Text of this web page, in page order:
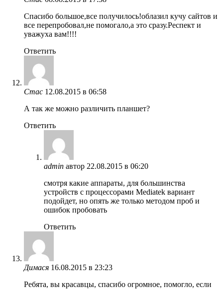
Спасибо большое,все получилось!облазил кучу сайтов и
все перепробовал,не помогало,а это сразу.Респект и
уважуха вам!!!!
Ответить
Стас 12.08.2015 в 06:58
А так же можно различить планшет?
Ответить
admin автор 22.08.2015 в 06:20
смотря какие аппараты, для большинства
устройств с процессорами Mediatek вариант
подойдет, но опять же только методом проб и
ошибок пробовать
Ответить
Димася 16.08.2015 в 23:23
Ребята, вы красавцы, спасибо огромное, помогло, если